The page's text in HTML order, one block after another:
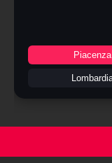
Piacenza